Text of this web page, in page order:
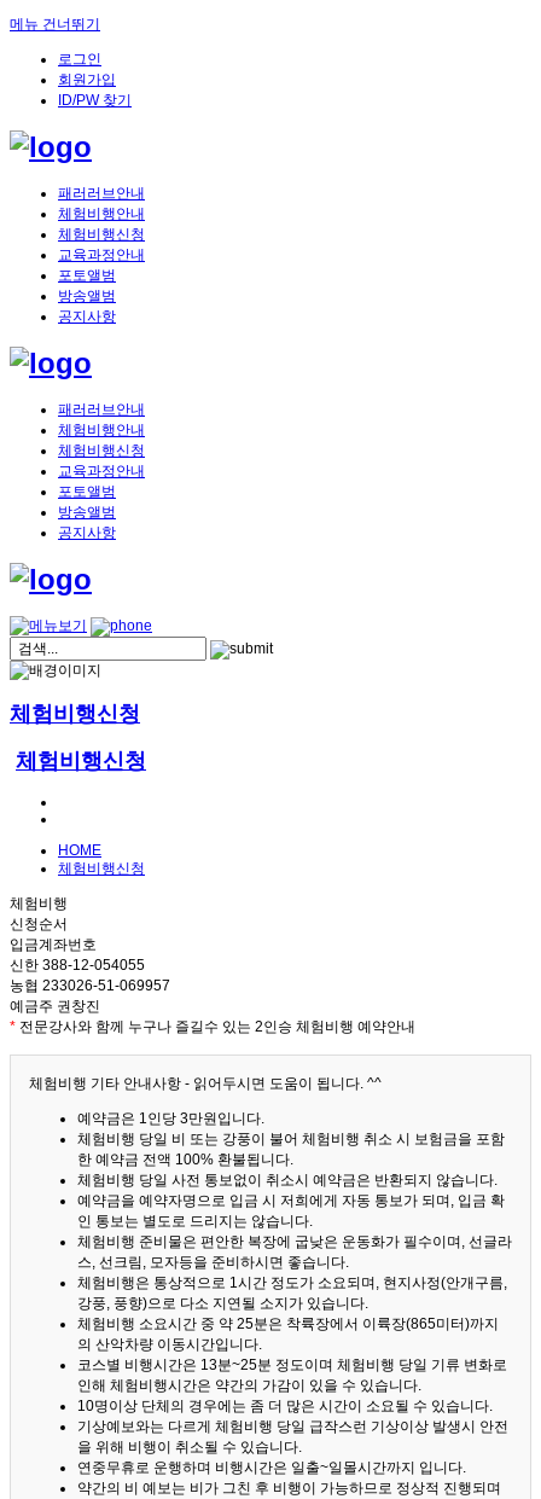
메뉴 건너뛰기
로그인
회원가입
ID/PW 찾기
패러러브안내
체험비행안내
체험비행신청
교육과정안내
포토앨범
방송앨범
공지사항
패러러브안내
체험비행안내
체험비행신청
교육과정안내
포토앨범
방송앨범
공지사항
체험비행신청
체험비행신청
HOME
체험비행신청
체험비행
신청순서
입금계좌번호
신한 388-12-054055
농협 233026-51-069957
예금주 권창진
* 전문강사와 함께 누구나 즐길수 있는 2인승 체험비행 예약안내
체험비행 기타 안내사항 - 읽어두시면 도움이 됩니다. ^^
예약금은 1인당 3만원입니다.
체험비행 당일 비 또는 강풍이 불어 체험비행 취소 시 보험금을 포함
한 예약금 전액 100% 환불됩니다.
체험비행 당일 사전 통보없이 취소시 예약금은 반환되지 않습니다.
예약금을 예약자명으로 입금 시 저희에게 자동 통보가 되며, 입금 확
인 통보는 별도로 드리지는 않습니다.
체험비행 준비물은 편안한 복장에 굽낮은 운동화가 필수이며, 선글라
스, 선크림, 모자등을 준비하시면 좋습니다.
체험비행은 통상적으로 1시간 정도가 소요되며, 현지사정(안개구름,
강풍, 풍향)으로 다소 지연될 소지가 있습니다.
체험비행 소요시간 중 약 25분은 착륙장에서 이륙장(865미터)까지
의 산악차량 이동시간입니다.
코스별 비행시간은 13분~25분 정도이며 체험비행 당일 기류 변화로
인해 체험비행시간은 약간의 가감이 있을 수 있습니다.
10명이상 단체의 경우에는 좀 더 많은 시간이 소요될 수 있습니다.
기상예보와는 다르게 체험비행 당일 급작스런 기상이상 발생시 안전
을 위해 비행이 취소될 수 있습니다.
연중무휴로 운행하며 비행시간은 일출~일몰시간까지 입니다.
약간의 비 예보는 비가 그친 후 비행이 가능하므로 정상적 진행되며